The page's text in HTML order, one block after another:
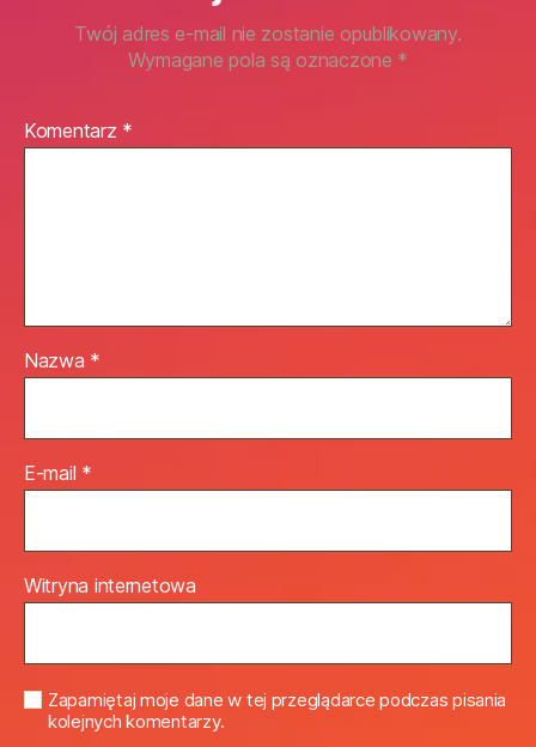
Twój adres e-mail nie zostanie opublikowany.
Wymagane pola są oznaczone *
Komentarz *
Nazwa *
E-mail *
Witryna internetowa
Zapamiętaj moje dane w tej przeglądarce podczas pisania
kolejnych komentarzy.